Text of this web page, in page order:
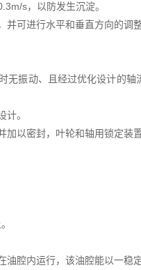
s，以防发生沉淀。
可进行水平和垂直方向的调
无振动、且经过优化设计的
。
以密封，叶轮和轴用锁定装
腔内运行，该油腔能以一稳